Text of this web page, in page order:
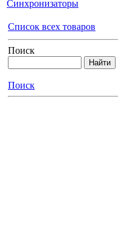
Синхронизаторы
Список всех товаров
Поиск
Поиск